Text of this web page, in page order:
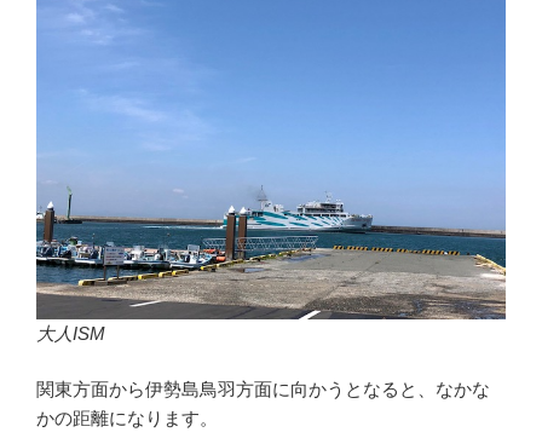
大人ISM
関東方面から伊勢島鳥羽方面に向かうとなると、なかな
かの距離になります。